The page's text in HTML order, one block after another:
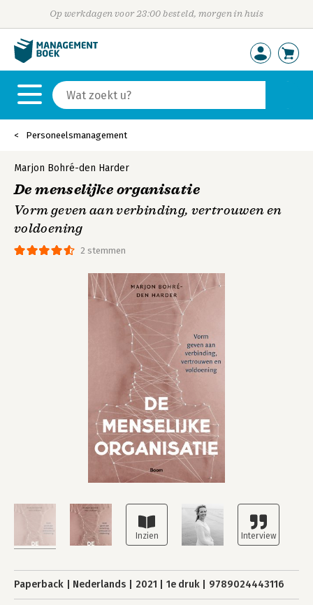
Op werkdagen voor 23:00 besteld, morgen in huis
Personeelsmanagement
2 stemmen
Marjon Bohré-den Harder
De menselijke organisatie
Vorm geven aan verbinding, vertrouwen en
voldoening
Paperback Nederlands 2021 1e druk 9789024443116